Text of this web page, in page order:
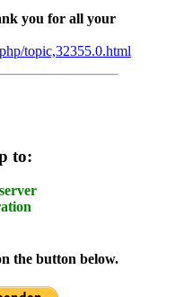
you for all your
topic,32355.0.html
to:
the button below.